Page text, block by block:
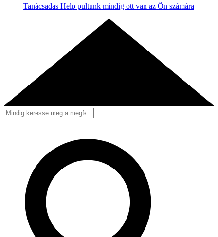
Tanácsadás Help pultunk mindig ott van az Ön számára